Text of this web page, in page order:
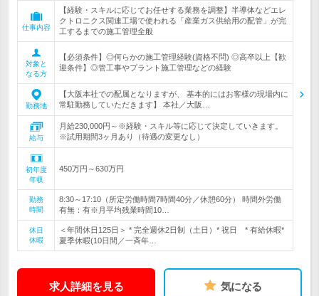
仕事内容
【経験・スキルに応じてお任せする業務を調整】半導体などエレ
クトロニクス関連工場で使われる「産業ガス供給用の配管」が完
工するまでの施工管理全般
対象と
なる方
【必須条件】◎何らかの施工管理経験(資格不問) ◎高卒以上【歓
迎条件】◎管工事やプラント施工管理などの経験
勤務地
【大阪本社での配属となりますが、 基本的にはお客様の現場内に
常駐勤務していただきます】 本社／大阪…
給与
月給230,000円～※経験・スキル等に応じて決定していきます。
※試用期間3ヶ月あり（待遇の変更なし）
初年度
年収
450万円～630万円
勤務
時間
8:30～17:10（所定労働時間7時間40分／休憩60分） 時間外労働
有無：有※月平均残業時間10…
休日
休暇
＜年間休日125日＞ * 完全週休2日制（土日）* 祝日 * 有給休暇*
夏季休暇(10日間／一斉年…
求人詳細を見る 気になる